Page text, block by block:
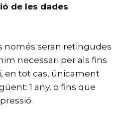
de les dades
només seran retingudes
necessari per als fins
en tot cas, únicament
1 any, o fins que